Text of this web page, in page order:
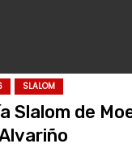
SLALOM
Slalom de